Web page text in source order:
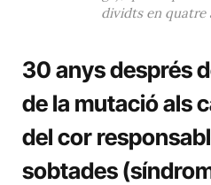
dividts en quatre
30 anys després
de la mutació als
del cor
sobtades